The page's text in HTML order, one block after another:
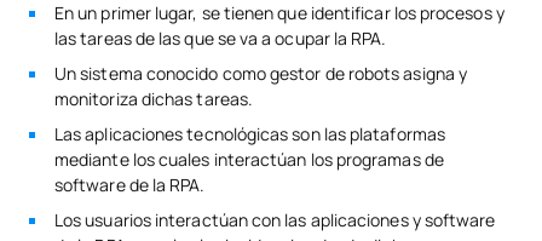
En un primer lugar, se tienen que identificar los procesos y
las tareas de las que se va a ocupar la RPA.
Un sistema conocido como gestor de robots asigna y
monitoriza dichas tareas.
Las aplicaciones tecnológicas son las plataformas
mediante los cuales interactúan los programas de
software de la RPA.
Los usuarios interactúan con las aplicaciones y software